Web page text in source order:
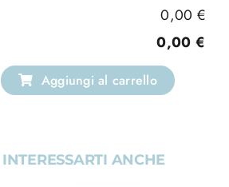
0,00 €
0,00 €
Aggiungi al carrello
ANCHE